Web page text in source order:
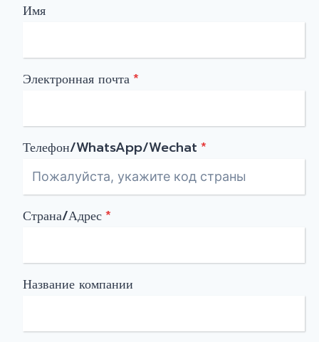
Имя
Электронная почта*
Телефон/WhatsApp/Wechat *
Страна/Адрес*
Название компании